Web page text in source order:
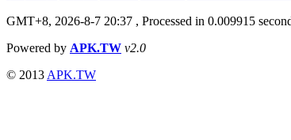
GMT+8, 2026-8-7 20:37 , Processed in 0.009915
Powered by APK.TW v2.0
© 2013 APK.TW